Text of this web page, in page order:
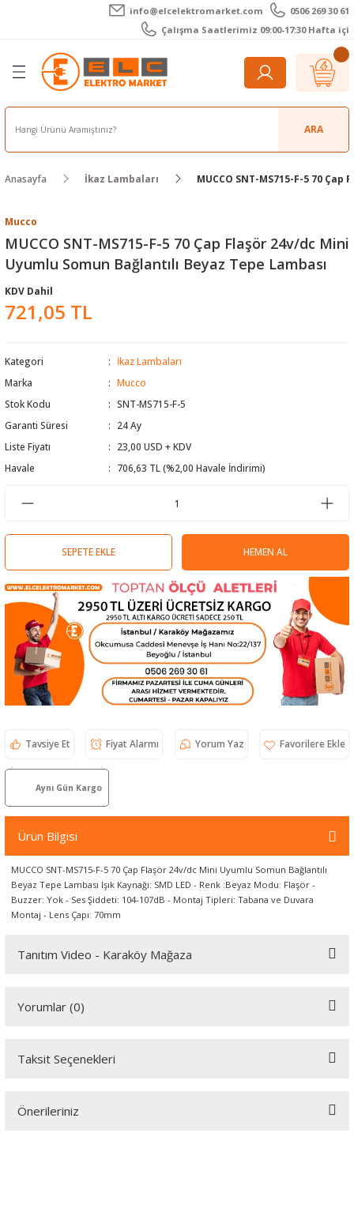
info@elcelektromarket.com
0506 269 30 61
Çalışma Saatlerimiz 09:00-17:30 Hafta içi
Geri Dön
Geri Dön
Aletleri
ve Kablo Bulucular
Geri Dön
Kameralar
Geri Dön
Cihazları
Cihazları
Geri Dön
Teli - Pasta
Geri Dön
Aksesuarlar
ARA
Anasayfa İkaz Lambaları MUCCO SNT-MS715-F-5 70
Mucco
MUCCO SNT-MS715-F-5 70 Çap Flaşör 24v/dc Mini
Uyumlu Somun Bağlantılı Beyaz Tepe Lambası
KDV Dahil
721,05 TL
Kategori
İkaz Lambaları
Marka
Mucco
Stok Kodu
SNT-MS715-F-5
Garanti Süresi
24 Ay
Liste Fiyatı
23,00 USD + KDV
Havale
706,63 TL (%2,00 Havale İndirimi)
SEPETE EKLE HEMEN AL
Tavsiye Et Fiyat Alarmı Yorum Yaz
Aynı Gün Kargo
Ürün Bilgisi
MUCCO SNT-MS715-F-5 70 Çap Flaşör 24v/dc Mini Uyumlu Somun Bağlantılı
Beyaz Tepe Lambası Işık Kaynağı: SMD LED - Renk :Beyaz Modu: Flaşör -
Buzzer: Yok - Ses Şiddeti: 104-107dB - Montaj Tipleri: Tabana ve Duvara
Montaj - Lens Çapı: 70mm
Tanıtım Video - Karaköy Mağaza
Yorumlar (0)
Bu ürüne ilk yorumu siz yapın!
Taksit Seçenekleri
Önerileriniz